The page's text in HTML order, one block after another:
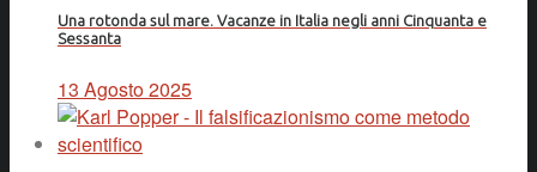
Una rotonda sul mare. Vacanze in Italia negli anni Cinquanta e
Sessanta
13 Agosto 2025